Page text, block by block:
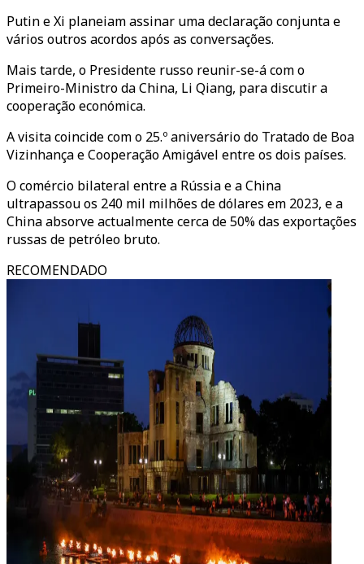
Putin e Xi planeiam assinar uma declaração conjunta e
vários outros acordos após as conversações.
Mais tarde, o Presidente russo reunir-se-á com o
Primeiro-Ministro da China, Li Qiang, para discutir a
cooperação económica.
A visita coincide com o 25.º aniversário do Tratado de Boa
Vizinhança e Cooperação Amigável entre os dois países.
O comércio bilateral entre a Rússia e a China
ultrapassou os 240 mil milhões de dólares em 2023, e a
China absorve actualmente cerca de 50% das exportações
russas de petróleo bruto.
RECOMENDADO